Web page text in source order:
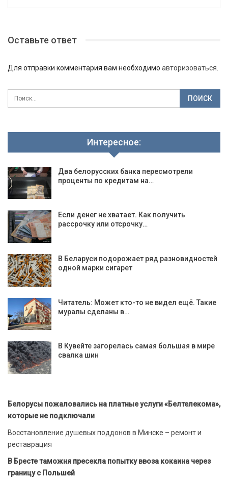
Оставьте ответ
Для отправки комментария вам необходимо авторизоваться
Интересное:
Два белорусских банка пересмотрели
проценты по кредитам на…
Если денег не хватает. Как получить
рассрочку или отсрочку…
В Беларуси подорожает ряд разновидностей
одной марки сигарет
Читатель: Может кто-то не видел ещё. Такие
муралы сделаны в…
В Кувейте загорелась самая большая в мире
свалка шин
Белорусы пожаловались на платные услуги «Белтелекома»,
которые не подключали
Восстановление душевых поддонов в Минске – ремонт и
реставрация
В Бресте таможня пресекла попытку ввоза кокаина через
границу с Польшей